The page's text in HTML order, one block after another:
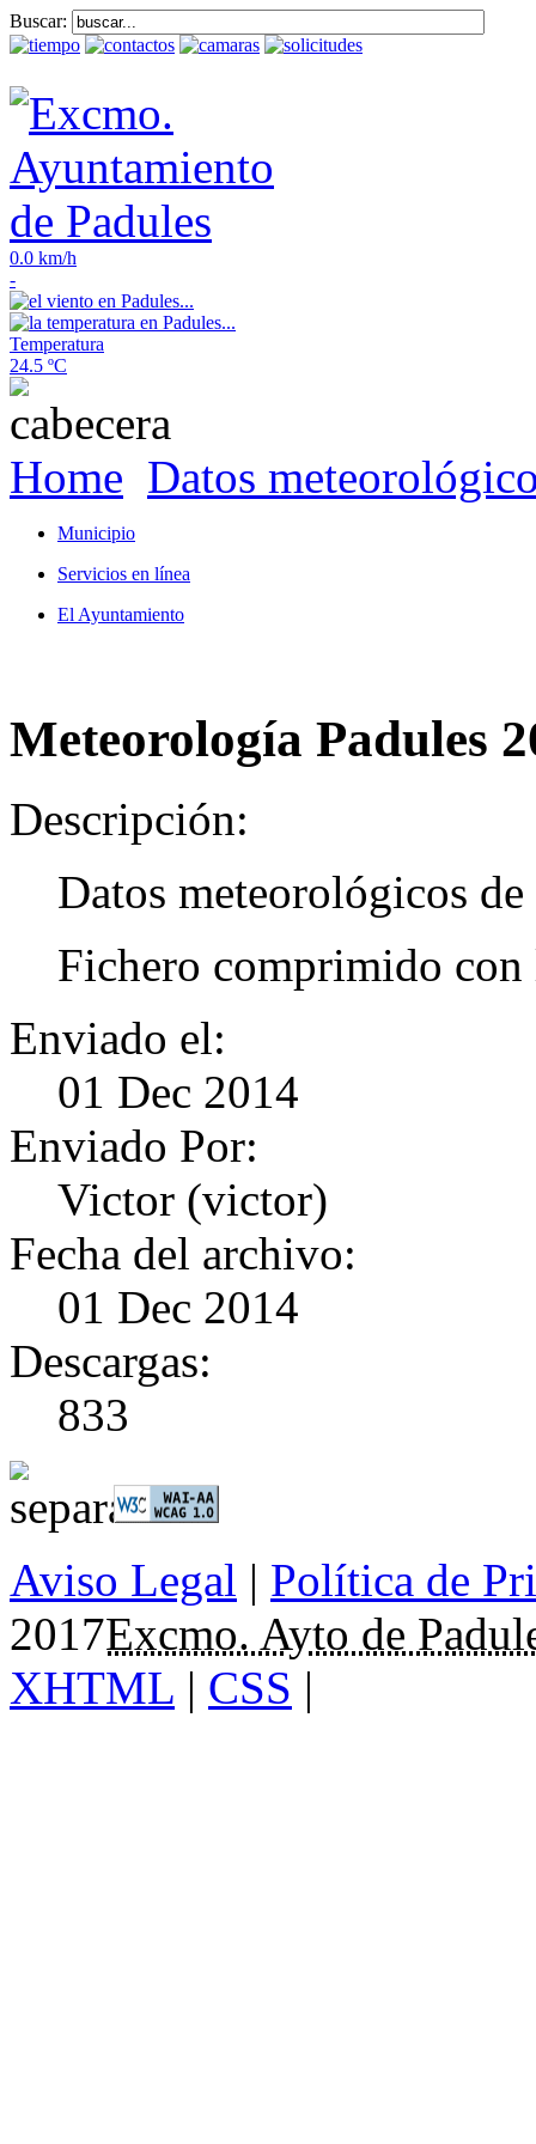
Buscar:
0.0 km/h
-
Temperatura
24.5 ºC
Home Datos
Municipio
Servicios en línea
El Ayuntamiento
Meteorología Padules
Descripción:
Datos meteorológicos
Fichero comprimido con
Enviado el:
01 Dec 2014
Enviado Por:
Victor (victor)
Fecha del archivo:
01 Dec 2014
Descargas:
833
Aviso Legal | Política de
2017Excmo. Ayto de
XHTML | CSS |